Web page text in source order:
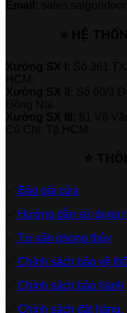
Báo giá cửa
Hướng dẫn sử dụng
Tư vấn phong thủy
Chính sách bảo vệ
Chính sách bảo hành
Chính sách đặt